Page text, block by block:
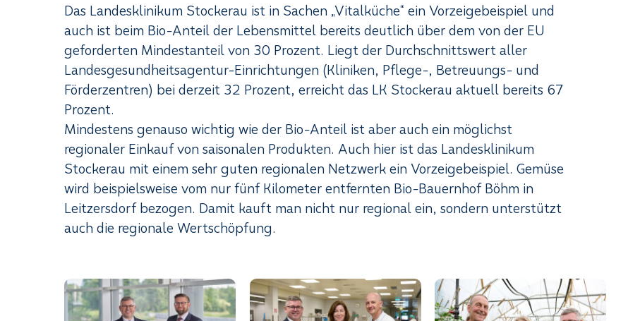
Das Landesklinikum Stockerau ist in Sachen „Vitalküche“ ein Vorzeigebeispiel und
auch ist beim Bio-Anteil der Lebensmittel bereits deutlich über dem von der EU
geforderten Mindestanteil von 30 Prozent. Liegt der Durchschnittswert aller
Landesgesundheitsagentur-Einrichtungen (Kliniken, Pflege-, Betreuungs- und
Förderzentren) bei derzeit 32 Prozent, erreicht das LK Stockerau aktuell bereits 67
Prozent.
Mindestens genauso wichtig wie der Bio-Anteil ist aber auch ein möglichst
regionaler Einkauf von saisonalen Produkten. Auch hier ist das Landesklinikum
Stockerau mit einem sehr guten regionalen Netzwerk ein Vorzeigebeispiel. Gemüse
wird beispielsweise vom nur fünf Kilometer entfernten Bio-Bauernhof Böhm in
Leitzersdorf bezogen. Damit kauft man nicht nur regional ein, sondern unterstützt
auch die regionale Wertschöpfung.